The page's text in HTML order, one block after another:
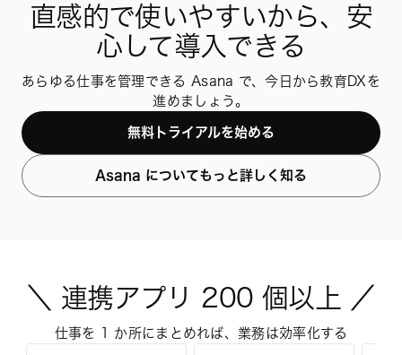
直感的で使いやすいから、安
心して導入できる
あらゆる仕事を管理できる Asana で、今日から教育DXを
進めましょう。
無料トライアルを始める
Asana についてもっと詳しく知る
＼ 連携アプリ 200 個以上 ／
仕事を 1 か所にまとめれば、業務は効率化する